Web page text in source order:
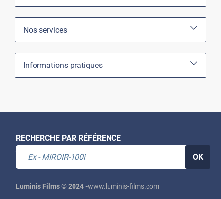
Nos services
Informations pratiques
RECHERCHE PAR RÉFÉRENCE
OK
Luminis Films © 2024 -www.luminis-films.com